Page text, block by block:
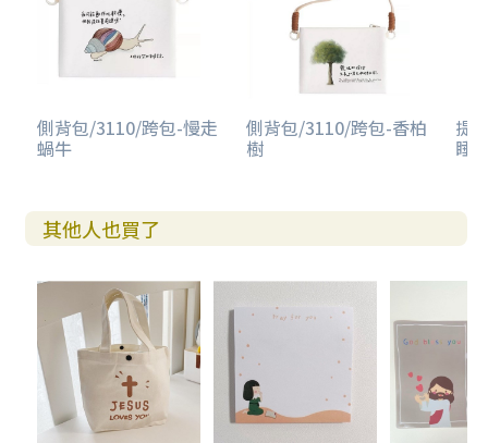
側背包/3110/跨包-慢走
蝸牛
側背包/3110/跨包-香柏
樹
提
睡
其他人也買了